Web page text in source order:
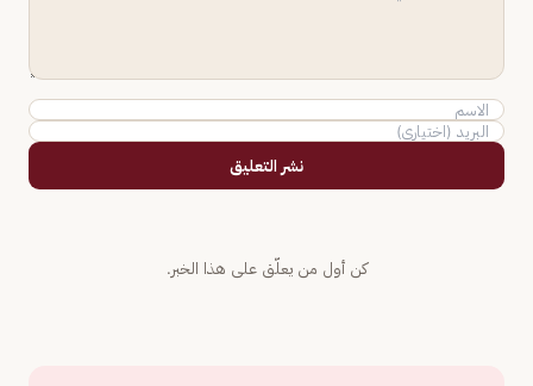
نشر التعليق
كن أول من يعلّق على هذا الخبر.